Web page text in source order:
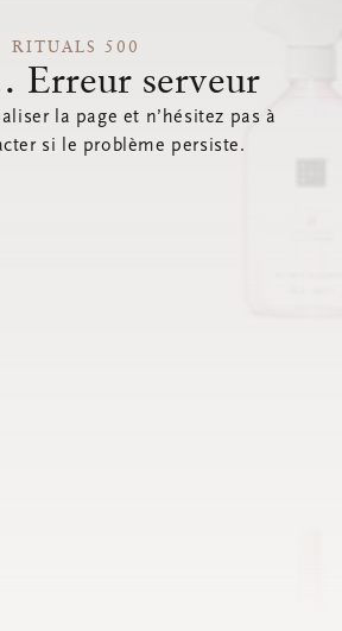
RITUALS 500
Erreur serveur
la page et n’hésitez pas à
si le problème persiste.